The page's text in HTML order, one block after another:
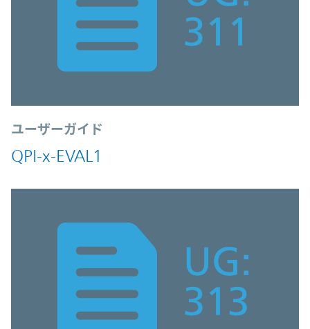
ユーザーガイド
QPI-x-EVAL1